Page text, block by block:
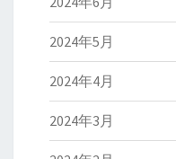
2024年5月
2024年4月
2024年3月